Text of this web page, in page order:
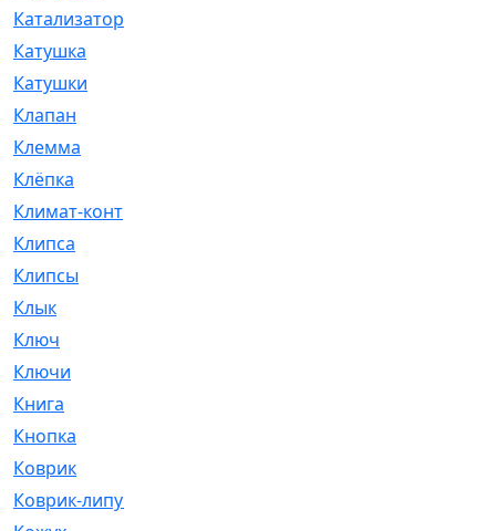
Катализатор
Катушка
Катушки
Клапан
Клемма
Клёпка
Климат-контроль
Клипса
Клипсы
Клык
Ключ
Ключи
Книга
Кнопка
Коврик
Коврик-липучка